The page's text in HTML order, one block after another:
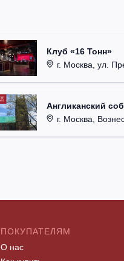
Клуб «16 Тонн»
г. Москва, ул.
Англиканский
г. Москва,
ПОКУПАТЕЛЯМ
О нас